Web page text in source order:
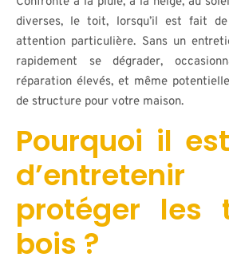
diverses, le toit, lorsqu’il est fait
attention particulière. Sans un
rapidement se dégrader,
réparation élevés, et même
de structure pour votre maison.
Pourquoi il
protéger les
bois ?